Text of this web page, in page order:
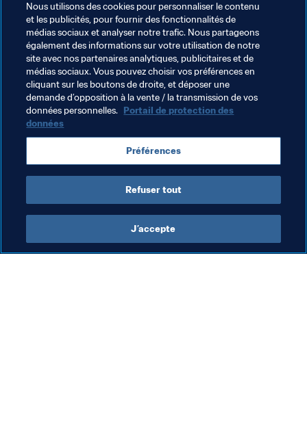
céder sa place à l’un de vos remplaçants qui n’a pas
encore joué. Si vous souhaitez, par exemple, remplacer
Gabriel Jesus par Romelu Lukaku, vous avez jusqu’au
coup d’envoi du premier match de la journée pour le faire
(samedi, 14 heures CET).
Programme de la 10ème journée
Belgique - Tunisie Live Blog
République de Corée - Mexique Live Blog
Allemagne - Suède Live Blog
Nous utilisons des cookies pour personnaliser le contenu
et les publicités, pour fournir des fonctionnalités de
médias sociaux et analyser notre trafic. Nous partageons
également des informations sur votre utilisation de notre
site avec nos partenaires analytiques, publicitaires et de
médias sociaux. Vous pouvez choisir vos préférences en
cliquant sur les boutons de droite, et déposer une
demande d’opposition à la vente / la transmission de vos
données personnelles. Portail de protection des
données
Préférences
Refuser tout
J’accepte